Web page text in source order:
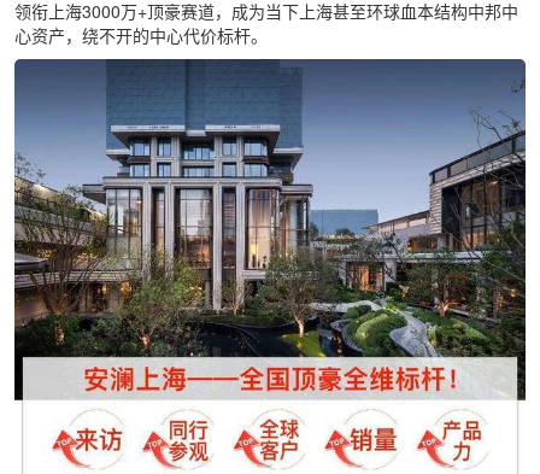
领衔上海3000万+顶豪赛道，成为当下上海甚至环球血本结构中邦中
心资产，绕不开的中心代价标杆。